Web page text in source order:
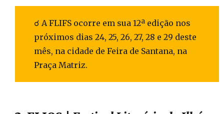
☌ A FLIFS ocorre em sua 12ª edição nos
próximos dias 24, 25, 26, 27, 28 e 29 deste
mês, na cidade de Feira de Santana, na
Praça Matriz.